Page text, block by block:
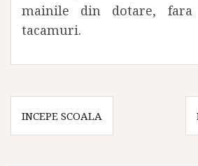
mainile din dotare, fara
tacamuri.
Navigare
înINCEPE SCOALA